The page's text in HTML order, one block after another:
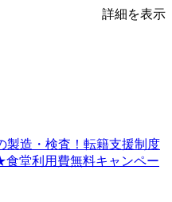
詳細を表示